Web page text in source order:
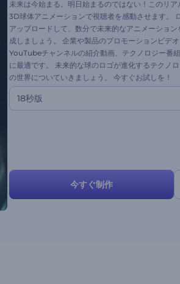
未来は今始まる。明日始まるのではない！このリア
3D球体アニメーションで視聴者を感動させます。
アップロードして、数分で未来的なアニメーション
成しましょう。 企業や製品のプロモーションビデオ
YouTubeチャンネルの紹介動画、テクノロジー番
に最適です。 未来的な球のロゴが進化するテクノ
の世界についていきましょう。 今すぐお試しを！
18秒版
今すぐ制作